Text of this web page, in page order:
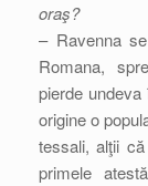
oraş?
– Ravenna
Romana,
pierde
origine o
tessali, alţii
primele